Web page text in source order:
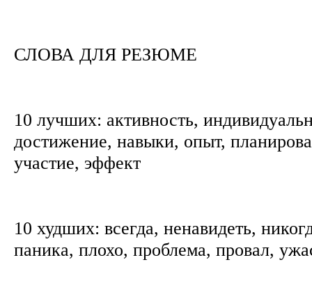
СЛОВА ДЛЯ РЕЗЮМЕ
10 лучших: активность,
достижение, навыки, опыт,
участие, эффект
10 худших: всегда, ненавидеть,
паника, плохо, проблема, провал,